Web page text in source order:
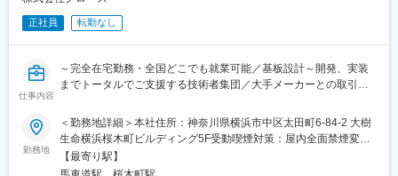
般をお任せいたします。
・顧客から直接受注もしくはアサインされた製品の基板設計業務
・回路図を読み解き、プリント基板の詳細設計を遂行
・顧客の要望をヒアリングし、最適な設計を提案
・必要に応じた顧客との打ち合わせ（リモート中心）
技術部門は計5名が在籍しており、40~60代のメンバーが中心で
す。
過去、大手メーカーにて回路設計に従事したメンバーなど、ベテ
ランが揃っています。リモート環境ですが、技術者同士の多様な
正社員 転勤なし
仕事内容
～完全在宅勤務・全国どこでも就業可能／基板設計～開発、実装
までトータルでご支援する技術者集団／大手メーカーとの取引実
■募集背景
AI技術の進化や、スマートフォン等の電子機器の開発加速に伴
い、そこに使用される基板の高品質化も進んでいます。
勤務地
＜勤務地詳細＞本社住所：神奈川県横浜市中区太田町6-84-2 大樹
生命横浜桜木町ビルディング5F受動喫煙対策：屋内全面禁煙変更
の範囲：会社の定める事業所（リモートワーク含む）
【最寄り駅】